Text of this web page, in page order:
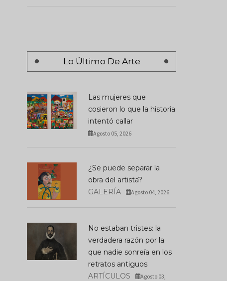
Lo Último De Arte
Las mujeres que
cosieron lo que la historia
intentó callar
Agosto 05, 2026
¿Se puede separar la
obra del artista?
GALERÍA
Agosto 04, 2026
No estaban tristes: la
verdadera razón por la
que nadie sonreía en los
retratos antiguos
ARTÍCULOS
Agosto 03,